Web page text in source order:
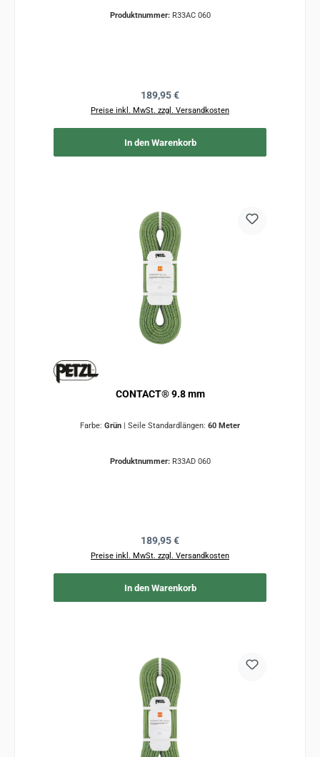
Produktnummer: R33AC 060
Regulärer Preis:
189,95 €
Preise inkl. MwSt. zzgl. Versandkosten
In den Warenkorb
CONTACT® 9.8 mm
Farbe: Grün | Seile Standardlängen: 60 Meter
Produktnummer: R33AD 060
Regulärer Preis:
189,95 €
Preise inkl. MwSt. zzgl. Versandkosten
In den Warenkorb